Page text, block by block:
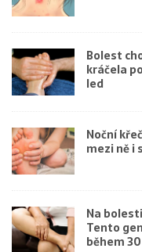
Bolest
kráčela
led
Noční
mezi ně i
Na
Tento
během